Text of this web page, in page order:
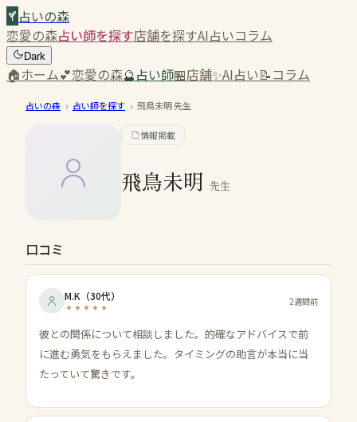
占いの森
恋愛の森占い師を探す店舗を探すAI占いコラム
Dark
🏠ホーム💕恋愛の森🔮占い師🏪店舗✨AI占い📝コラム
占いの森 › 占い師を探す › 飛鳥未明先生
情報掲載
飛鳥未明 先生
口コミ
M.K （30代） 2週間前
彼との関係について相談しました。的確なアドバイスで前
に進む勇気をもらえました。タイミングの助言が本当に当
たっていて驚きです。